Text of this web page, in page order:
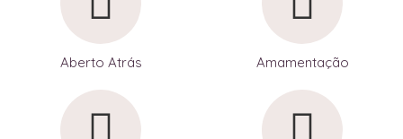
Aberto Atrás Amamentação